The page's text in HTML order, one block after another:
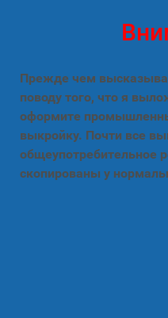
Прежде чем
поводу того, что я
оформите
выкройку. Почти все
общеупотребительное
скопированы у